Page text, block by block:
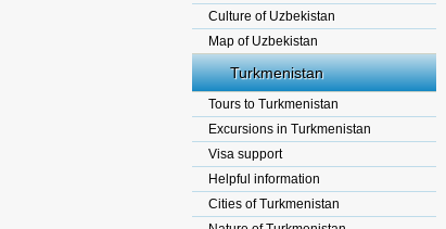
Culture of Uzbekistan
Map of Uzbekistan
Turkmenistan
Tours to Turkmenistan
Excursions in Turkmenistan
Visa support
Helpful information
Cities of Turkmenistan